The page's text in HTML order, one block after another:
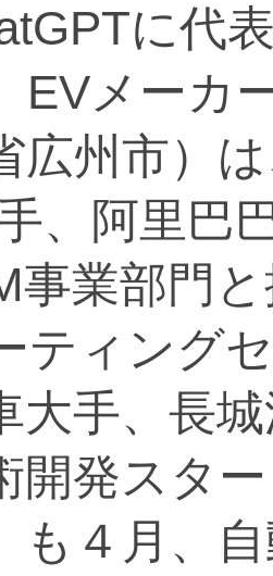
に代
EVメーカ
広州市）
手、阿里巴
事業部門
ティング
大手、長
開発スタ
も４月、